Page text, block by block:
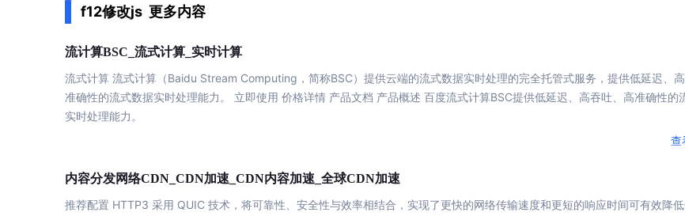
全新多模理解模型，图片理解、创作、翻译、代码等能力显著
MCP及Agent开发
聚合优质工具与MCP服务
百度搜索
官方能力直达，快速体验AI方案
全能AI助手 自主规划Agent
容器
管理运维 混合云
操作系统
视频云平台 企业服务
稳定、安全、高效、高可拓展的云存储服务
百度云手机
覆盖多种场景、多种语言的高精度整图文字
文字识别
图像识别
行业智能
分析决策
智能办公
生活休闲
公司服务
人工智能
f12修改js 更多内容
流计算BSC_流式计算 _实时计算
流式计算 流式计算 （Baidu Stream Computing，简称BSC）提供云端的流式数据实时处理的完全托管式服务，提供低延迟、
准确性的流式数据实时处理能力。 立即使用 价格详情 产品文档 产品概述 百度流式计算BSC提供低延迟、高吞吐、高准确性的
实时处理能力。
查
内容分发网络CDN_CDN加速 _CDN内容加速 _全球CDN加速
推荐配置 HTTP3 采用 QUIC 技术 ，将可靠性、安全性与效率相结合，实现了更快的网络传输速度和更短的响应时间可有效降